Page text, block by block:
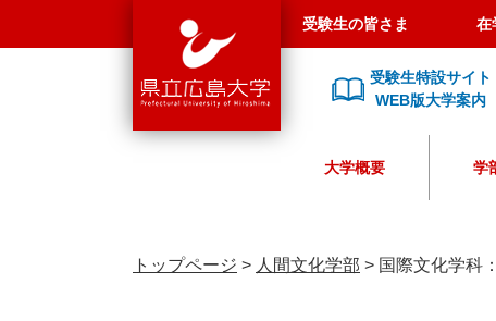
島
大
受験生の皆さま 在
受験生特設サイト
WEB版大学案内
大学概要 学
トップページ > 人間文化学部 > 国際文化学科